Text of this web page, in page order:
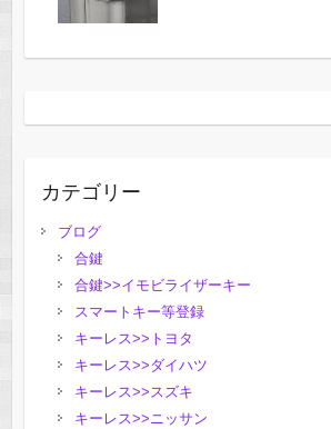
カテゴリー
ブログ
合鍵
合鍵>>イモビライザーキー
スマートキー等登録
キーレス>>トヨタ
キーレス>>ダイハツ
キーレス>>スズキ
キーレス>>ニッサン